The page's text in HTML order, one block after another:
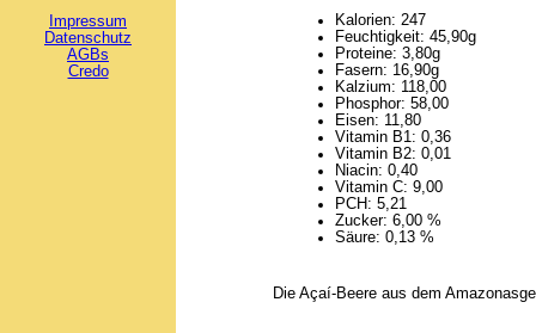
Impressum
Datenschutz
AGBs
Credo
Kalorien: 247
Feuchtigkeit: 45,90g
Proteine: 3,80g
Fasern: 16,90g
Kalzium: 118,00
Phosphor: 58,00
Eisen: 11,80
Vitamin B1: 0,36
Vitamin B2: 0,01
Niacin: 0,40
Vitamin C: 9,00
PCH: 5,21
Zucker: 6,00 %
Säure: 0,13 %
Die Açaí-Beere aus dem